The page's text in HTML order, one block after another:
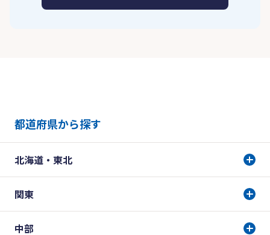
都道府県から探す
北海道・東北
関東
中部